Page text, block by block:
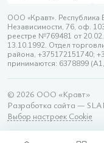
ООО «Кравт». Республика
Независимости, 76, оф.
реестре №769481 от
13.10.1992. Отдел
района, +375172151740;
принимаются: 6378899
© 2026 ООО «Кравт»
Разработка сайта —
Выбор настроек Cookie